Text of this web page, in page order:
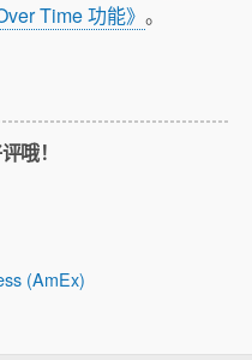
Time 功能》 。
offer 了。大家也可以
哦！
(AmEx)